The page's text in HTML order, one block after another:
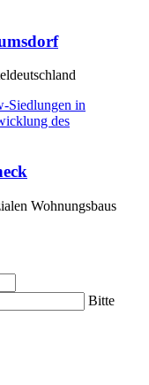
Wohnungsbaus
Bitte